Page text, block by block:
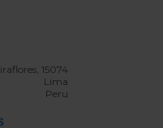
15074
Lima
Peru